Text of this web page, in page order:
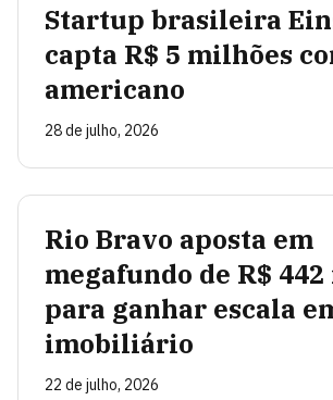
Startup brasileira
capta R$ 5 milhões
americano
28 de julho, 2026
Rio Bravo aposta em
megafundo de R$
para ganhar escala
imobiliário
22 de julho, 2026